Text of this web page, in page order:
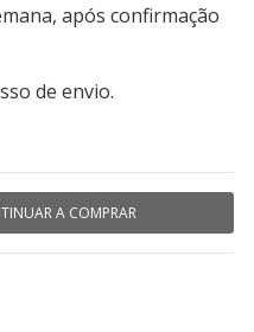
após confirmação
de envio.
A COMPRAR